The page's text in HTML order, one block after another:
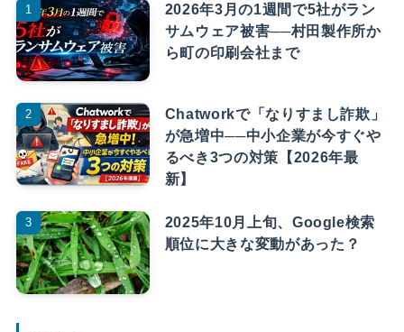
2026年3月の1週間で5社がラン
サムウェア被害──村田製作所か
ら町の印刷会社まで
Chatworkで「なりすまし詐欺」
が急増中──中小企業が今すぐや
るべき3つの対策【2026年最
新】
2025年10月上旬、Google検索
順位に大きな変動があった？